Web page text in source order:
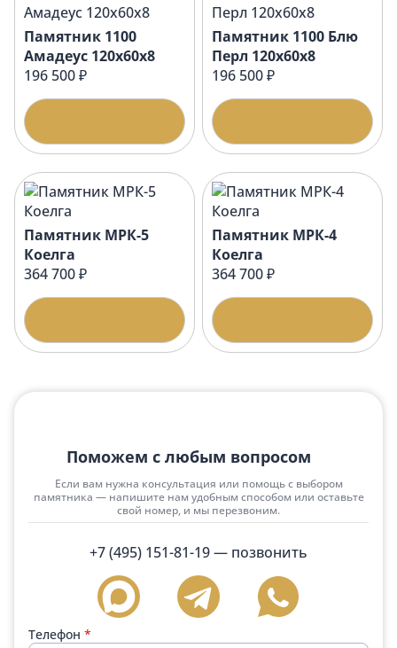
Памятник 1100
Амадеус 120x60x8
196 500 ₽
Памятник 1100 Блю
Перл 120x60x8
196 500 ₽
Памятник МРК-5
Коелга
364 700 ₽
Памятник МРК-4
Коелга
364 700 ₽
Поможем с любым вопросом
Если вам нужна консультация или помощь с выбором
памятника — напишите нам удобным способом или оставьте
свой номер, и мы перезвоним.
+7 (495) 151-81-19— позвонить
Телефон *